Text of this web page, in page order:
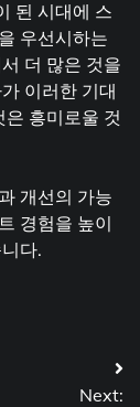
된 시대에 스
우선시하는
더 많은 것을
이러한 기대
흥미로울 것
개선의 가능
경험을 높이
다.
Next: